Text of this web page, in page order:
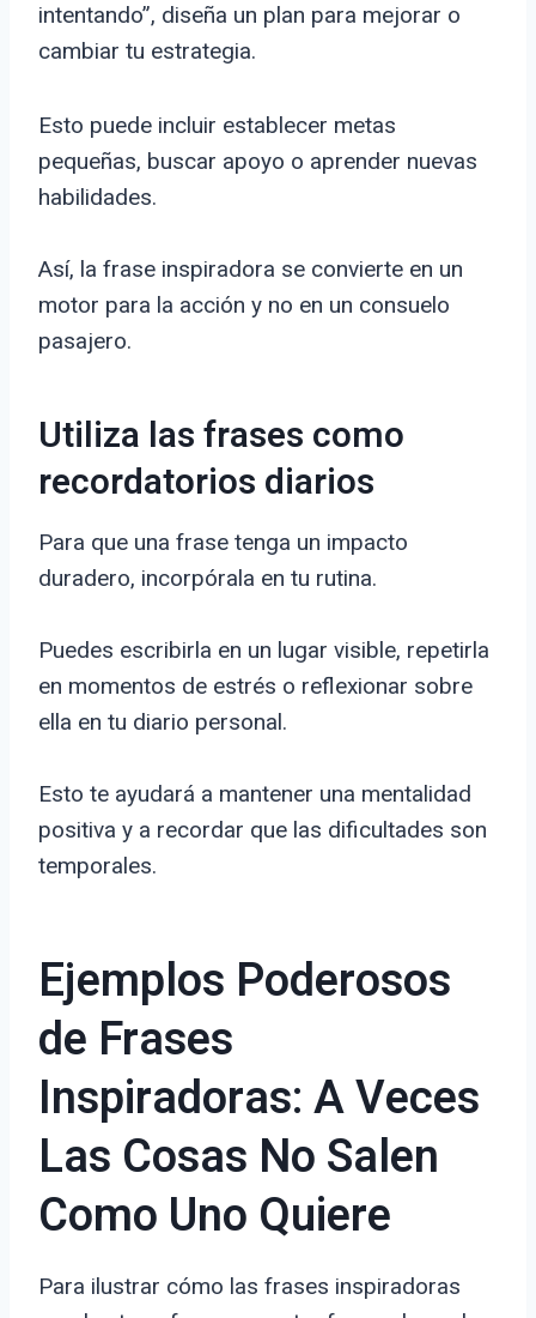
intentando”, diseña un plan para mejorar o
cambiar tu estrategia.
Esto puede incluir establecer metas
pequeñas, buscar apoyo o aprender nuevas
habilidades.
Así, la frase inspiradora se convierte en un
motor para la acción y no en un consuelo
pasajero.
Utiliza las frases como
recordatorios diarios
Para que una frase tenga un impacto
duradero, incorpórala en tu rutina.
Puedes escribirla en un lugar visible, repetirla
en momentos de estrés o reflexionar sobre
ella en tu diario personal.
Esto te ayudará a mantener una mentalidad
positiva y a recordar que las dificultades son
temporales.
Ejemplos Poderosos
de Frases
Inspiradoras: A Veces
Las Cosas No Salen
Como Uno Quiere
Para ilustrar cómo las frases inspiradoras